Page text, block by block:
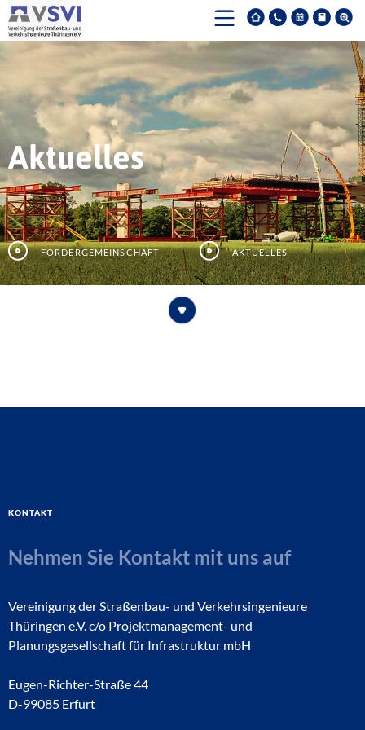
Aktuelles
Fördergemeinschaft Aktuelles
Kontakt
Nehmen Sie Kontakt mit uns auf
Vereinigung der Straßenbau- und Verkehrsingenieure
Thüringen e.V. c/o Projektmanagement- und
Planungsgesellschaft für Infrastruktur mbH
Eugen-Richter-Straße 44
D-99085 Erfurt